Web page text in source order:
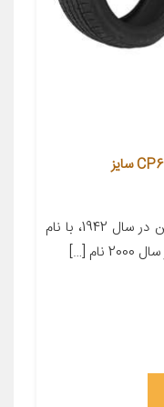
لاستیک خودرو جِی‌ پِلَنِت تایر مدل CP672 سایز
معرفی محصول کمپانی لاستیک نکسن در سال 1942، با نام